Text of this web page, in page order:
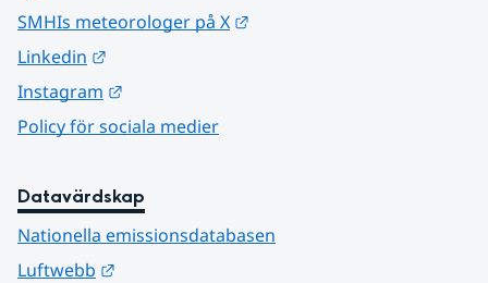
SMHIs meteorologer på X
Linkedin
Instagram
Policy för sociala medier
Datavärdskap
Nationella emissionsdatabasen
Luftwebb